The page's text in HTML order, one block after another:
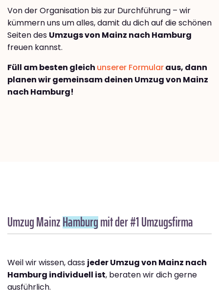
Von der Organisation bis zur Durchführung – wir
kümmern uns um alles, damit du dich auf die schönen
Seiten des Umzugs von Mainz nach Hamburg
freuen kannst.
Füll am besten gleich unserer Formularaus, dann
planen wir gemeinsam deinen Umzug von Mainz
nach Hamburg!
Umzug MainzHamburgmit der #1 Umzugsfirma
Weil wir wissen, dass jeder Umzug von Mainz nach
Hamburg individuell ist, beraten wir dich gerne
ausführlich.